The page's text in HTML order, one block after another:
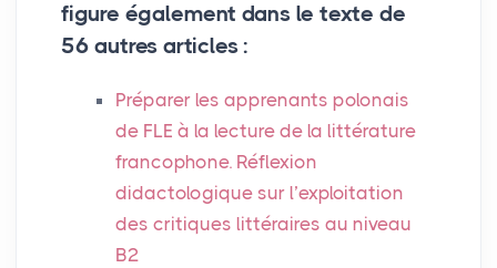
figure également dans le texte de
56 autres articles :
Préparer les apprenants polonais
de FLE à la lecture de la littérature
francophone. Réflexion
didactologique sur l’exploitation
des critiques littéraires au niveau
B2